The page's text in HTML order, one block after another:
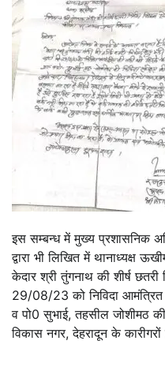
इस सम्बन्ध में मुख्य प्रशासनिक
द्वारा भी लिखित में थानाध्यक्ष
केदार श्री तुंगनाथ की शीर्ष छतरी
29/08/23 को निविदा
व पो0 सुभाई, तहसील जोशीमठ की
विकास नगर, देहरादून के कारीगरों